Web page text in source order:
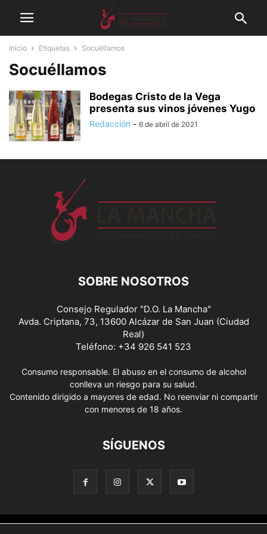
Inicio Etiquetas Socuéllamos
Socuéllamos
Bodegas Cristo de la Vega
presenta sus vinos jóvenes Yugo
Redacción - 6 de abril de 2021
SOBRE NOSOTROS
Consejo Regulador "D.O. La Mancha"
Avda. Criptana, 73, 13600 Alcázar de San Juan (Ciudad
Real)
Teléfono: +34 926 541 523
Consumo responsable. El abuso en el consumo de alcohol
conlleva un riesgo para su salud.
Contenido dirigido a mayores de edad. No reenviar ni compartir
con menores de 18 años.
SÍGUENOS